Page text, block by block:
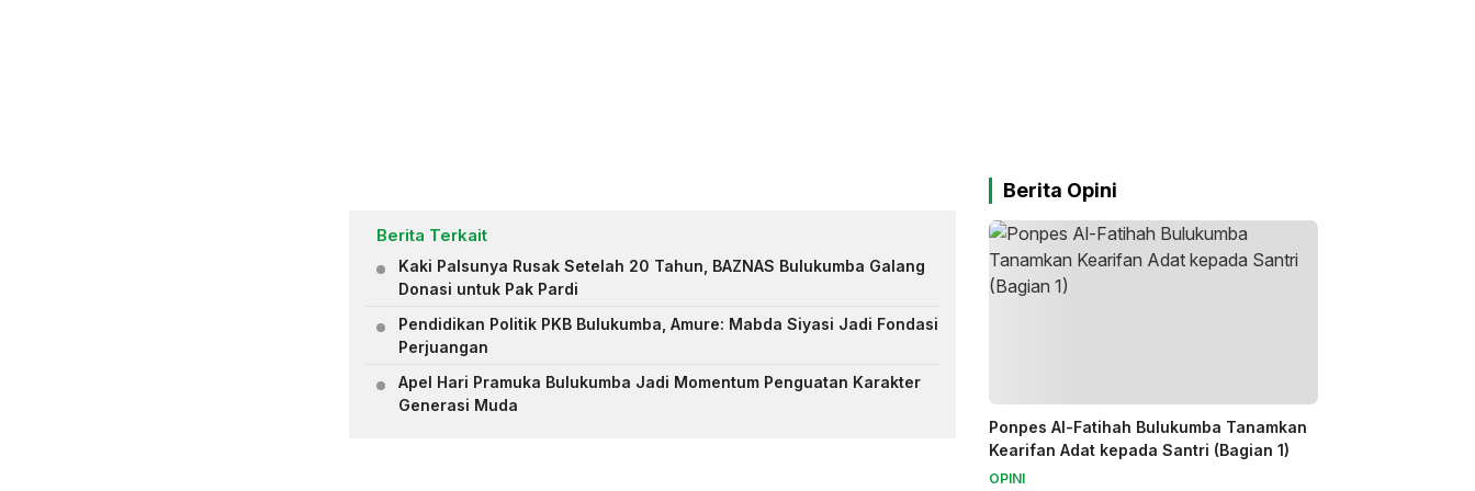
Berita Terkait
Kaki Palsunya Rusak Setelah 20 Tahun, BAZNAS Bulukumba Galang
Donasi untuk Pak Pardi
Pendidikan Politik PKB Bulukumba, Amure: Mabda Siyasi Jadi Fondasi
Perjuangan
Apel Hari Pramuka Bulukumba Jadi Momentum Penguatan Karakter
Generasi Muda
Berita Opini
Ponpes Al-Fatihah Bulukumba Tanamkan
Kearifan Adat kepada Santri (Bagian 1)
OPINI